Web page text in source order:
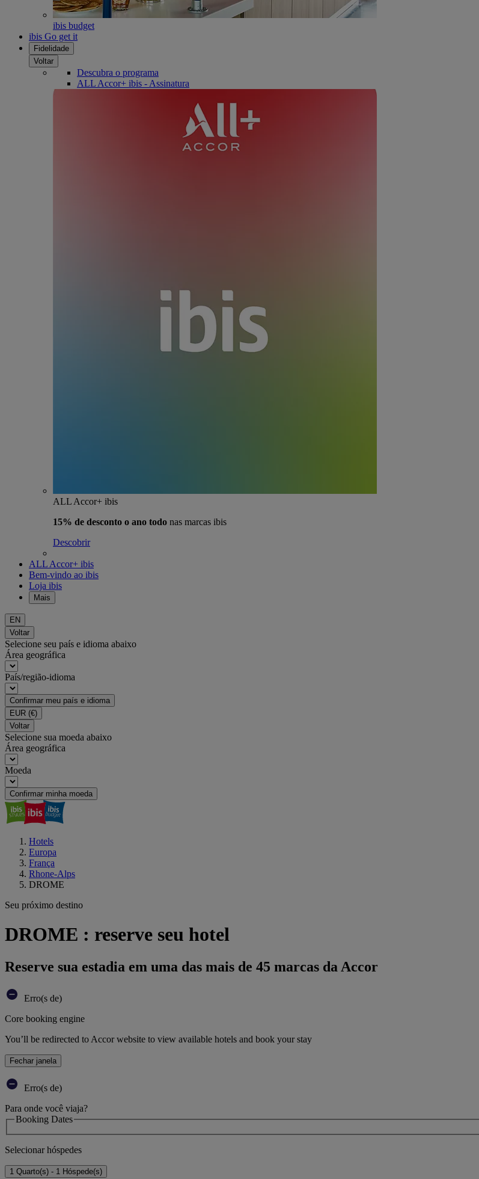
ibis budget
ibis Go get it
Fidelidade
Voltar
Descubra o programa
ALL Accor+ ibis - Assinatura
ALL Accor+ ibis
15% de desconto o ano todo nas marcas ibis
Descobrir
ALL Accor+ ibis
Bem-vindo ao ibis
Loja ibis
Mais
EN
Voltar
Selecione seu país e idioma abaixo
Área geográfica
País/região-idioma
Confirmar meu país e idioma
EUR (€)
Voltar
Selecione sua moeda abaixo
Área geográfica
Moeda
Confirmar minha moeda
Hotels
Europa
França
Rhone-Alps
DROME
Seu próximo destino
DROME : reserve seu hotel
Reserve sua estadia em uma das mais de 45 marcas da Accor
Erro(s de)
Core booking engine
You’ll be redirected to Accor website to view available hotels and book your stay
Fechar janela
Erro(s de)
Para onde você viaja?
Booking Dates
Selecionar hóspedes
1 Quarto(s) - 1 Hóspede(s)